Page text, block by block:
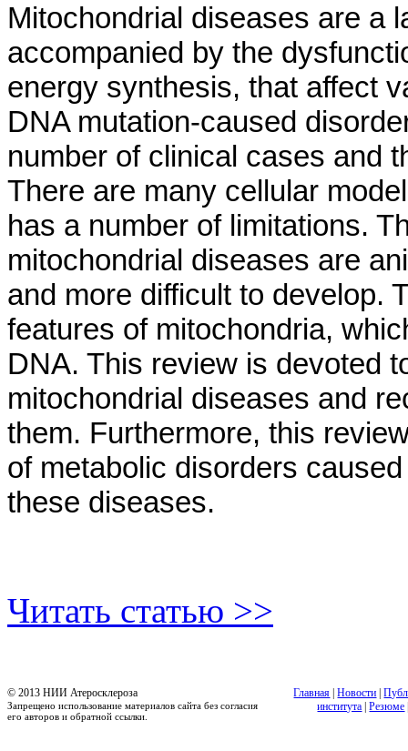
Mitochondrial diseases are a
accompanied by the
energy synthesis, that affect
DNA mutation-caused
number of clinical cases and
There are many cellular
has a number of limitations.
mitochondrial diseases are
and more difficult to develop.
features of mitochondria,
DNA. This review is devoted
mitochondrial diseases and
them. Furthermore, this
of metabolic disorders
these diseases.
Читать статью >>
© 2013 НИИ Атеросклероза
Запрещено использование материалов сайта без согласия
его авторов и обратной ссылки.
Главная |Новости |
института |Резюме